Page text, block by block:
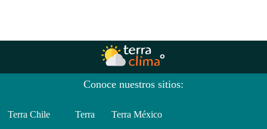
Conoce nuestros sitios:
Terra Chile Terra Terra México